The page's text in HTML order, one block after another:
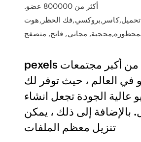
أكثر من 800000 عضو.
الحظر,هوت
مجاني, فاتح, متصفح
pexels هي واحدة من أكبر مجتمعات
في العالم ، حيث توفر لك
عالية الجودة تجعل انشاء
بالإضافة إلى ذلك ، يمكن